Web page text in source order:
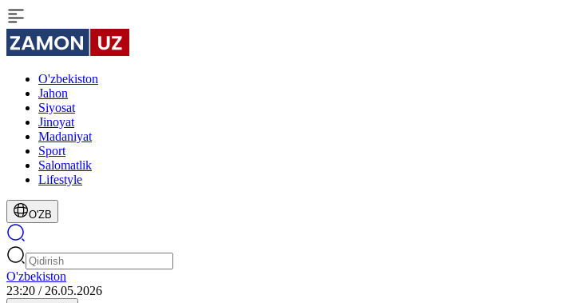
O'zbekiston
Jahon
Siyosat
Jinoyat
Madaniyat
Sport
Salomatlik
Lifestyle
O'ZB
O'zbekiston
23:20 / 26.05.2026